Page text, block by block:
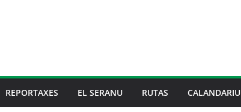
REPORTAXES EL SERANU RUTAS CALANDARIU